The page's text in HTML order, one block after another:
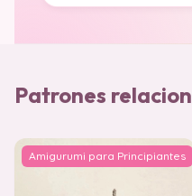
Patrones
Amigurumi para Principiantes